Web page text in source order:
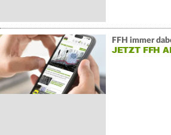
FFH immer
JETZT FFH